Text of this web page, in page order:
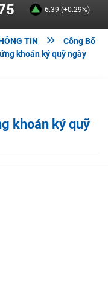
6.39 (+0.29%)
TIN 
Công Bố
khoán ký quỹ ngày
khoán ký quỹ